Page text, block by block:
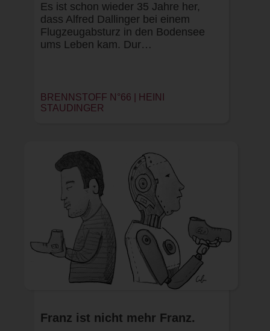
Es ist schon wieder 35 Jahre her,
dass Alfred Dallinger bei einem
Flugzeugabsturz in den Bodensee
ums Leben kam. Dur…
BRENNSTOFF N°66 |
HEINI
STAUDINGER
Franz ist nicht mehr Franz.